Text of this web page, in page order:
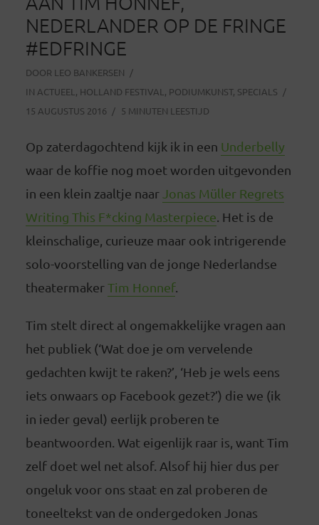
NEDERLANDER OP DE FRINGE
#EDFRINGE
DOOR LEO BANKERSEN
IN ACTUEEL , HOLLAND FESTIVAL , PODIUMKUNST, SPECIALS
15 AUGUSTUS 2016
5 MINUTEN LEESTIJD
Op zaterdagochtend kijk ik in een Underbelly
waar de koffie nog moet worden uitgevonden
in een klein zaaltje naar Jonas Müller Regrets
Writing This F*cking Masterpiece . Het is de
kleinschalige, curieuze maar ook intrigerende
solo-voorstelling van de jonge Nederlandse
theatermakerTim Honnef.
Tim stelt direct al ongemakkelijke vragen aan
het publiek (‘Wat doe je om vervelende
gedachten kwijt te raken?’, ‘Heb je wels eens
iets onwaars op Facebook gezet?’) die we (ik
in ieder geval) eerlijk proberen te
beantwoorden. Wat eigenlijk raar is, want Tim
zelf doet wel net alsof. Alsof hij hier dus per
ongeluk voor ons staat en zal proberen de
toneeltekst van de ondergedoken Jonas